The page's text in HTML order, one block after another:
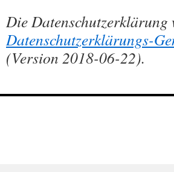
Die Datenschutzerklärung
Datenschutzerklärungs-
(Version 2018-06-22).